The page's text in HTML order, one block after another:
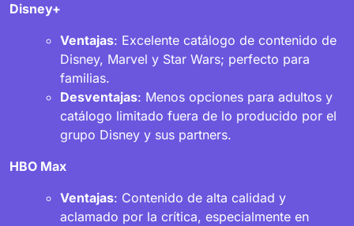
Disney+
Ventajas: Excelente catálogo de contenido de
Disney, Marvel y Star Wars; perfecto para
familias.
Desventajas: Menos opciones para adultos y
catálogo limitado fuera de lo producido por el
grupo Disney y sus partners.
HBO Max
Ventajas: Contenido de alta calidad y
aclamado por la crítica, especialmente en